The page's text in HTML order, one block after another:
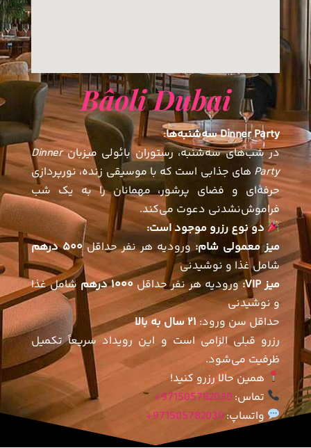
Bâoli Dubai
Dinner Party سه‌شنبه‌ها
:
در شب‌های سه‌شنبه، رستوران بائولی میزبانDinner
Party های جذابی است که با موسیقی زنده، نورپردازی
حرفه‌ای و فضای پرشور، مهمانان را به یک شب
فراموش‌نشدنی دعوت می‌کند.
دو نوع رزرو موجود است:
میز معمولی شام:ورودیه هر نفر حداقل۵۰۰ درهم
شامل غذا و نوشیدنی
میز VIP:
ورودیه هر نفر حداقل۱۰۰۰ درهم
شامل غذا
و نوشیدنی
حداقل سن ورود:۲۱ سال به بالا
رزرو قبلی الزامی است و این رویداد سریعاً تکمیل
ظرفیت می‌شود.
همین حالا رزرو کنید!
تماس:971505782030+
واتساپ:971505782030+